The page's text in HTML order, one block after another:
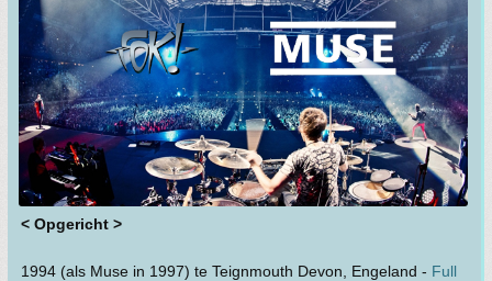
< Opgericht >
1994 (als Muse in 1997) te Teignmouth Devon, Engeland - Full